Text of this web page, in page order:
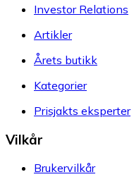
Investor Relations
Artikler
Årets butikk
Kategorier
Prisjakts eksperter
Vilkår
Brukervilkår